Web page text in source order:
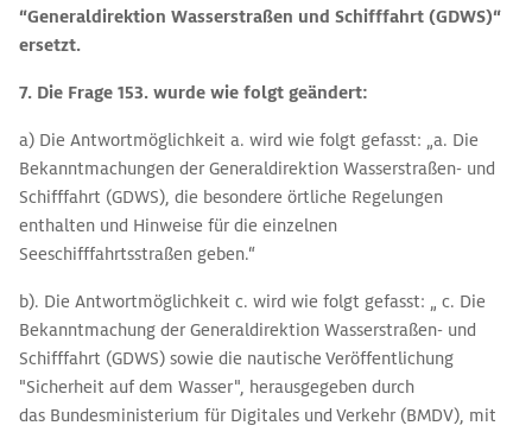
“Generaldirektion Wasserstraßen und Schifffahrt (GDWS)“
ersetzt.
7. Die Frage 153. wurde wie folgt geändert:
a) Die Antwortmöglichkeit a. wird wie folgt gefasst: „a. Die
Bekanntmachungen der Generaldirektion Wasserstraßen- und
Schifffahrt (GDWS), die besondere örtliche Regelungen
enthalten und Hinweise für die einzelnen
Seeschifffahrtsstraßen geben.“
b). Die Antwortmöglichkeit c. wird wie folgt gefasst: „ c. Die
Bekanntmachung der Generaldirektion Wasserstraßen- und
Schifffahrt (GDWS) sowie die nautische Veröffentlichung
"Sicherheit auf dem Wasser", herausgegeben durch
das Bundesministerium für Digitales und Verkehr (BMDV), mit